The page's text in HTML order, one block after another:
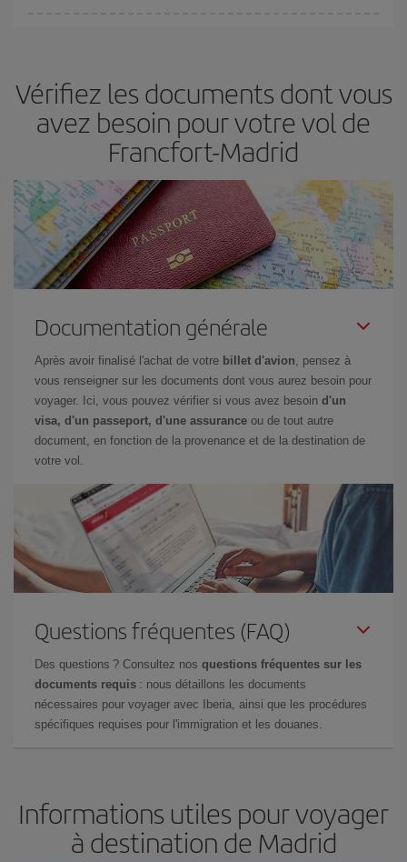
billets, plus vous bénéficiez de prix économiques. De plus, en
restant flexible sur les dates et les horaires de vol lors de votre
recherche, vous pourrezchoisir le prix le plus économique.
Vérifiez les documents dont vous
avez besoin pour votre vol de
Francfort-Madrid
Documentation générale
Après avoir finalisé l'achat de votre billet d'avion, pensez à
vous renseigner sur les documents dont vous aurez besoin pour
voyager. Ici, vous pouvez vérifier si vous avez besoin d'un
visa, d'un passeport, d'une assurance ou de tout autre
document, en fonction de la provenance et de la destination de
votre vol.
Questions fréquentes (FAQ)
Des questions ? Consultez nos questions fréquentes sur les
documents requis : nous détaillons les documents
nécessaires pour voyager avec Iberia, ainsi que les procédures
spécifiques requises pour l'immigration et les douanes.
Informations utiles pour voyager
à destination de Madrid